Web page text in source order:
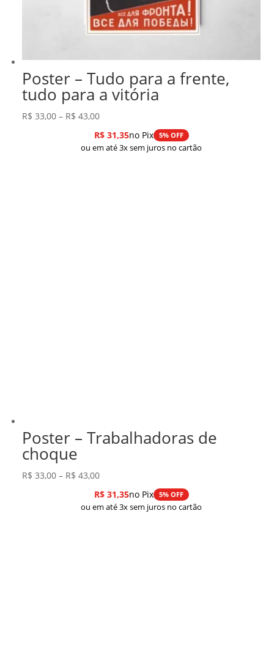
Poster – Tudo para a frente,
tudo para a vitória
R$ 33,00 – R$ 43,00Faixa
de
preço:
R$31,35no Pix 5% OFF
ou em até 3x sem juros no cartão
Poster – Trabalhadoras de
choque
R$ 33,00 – R$ 43,00Faixa
de
preço:
R$31,35no Pix 5% OFF
ou em até 3x sem juros no cartão